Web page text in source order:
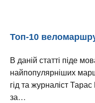
Топ-10
В даній статті піде
найпопулярніших
гід та журналіст
за…